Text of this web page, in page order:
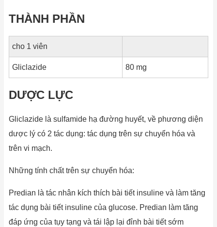
THÀNH PHẦN
cho 1 viên
Gliclazide 80 mg
DƯỢC LỰC
Gliclazide là sulfamide hạ đường huyết, về phương diện
dược lý có 2 tác dụng: tác dụng trên sự chuyển hóa và
trên vi mạch.
Những tính chất trên sự chuyển hóa:
Predian là tác nhân kích thích bài tiết insuline và làm tăng
tác dụng bài tiết insuline của glucose. Predian làm tăng
đáp ứng của tụy tạng và tái lập lại đỉnh bài tiết sớm